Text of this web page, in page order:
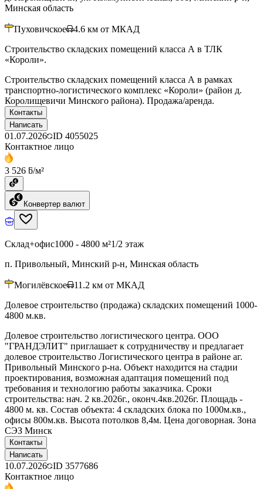
Минская область
Пуховичское 4.6 км от МКАД
Строительство складских помещений класса А в ТЛК
«Короли».
Строительство складских помещений класса А в рамках
транспортно-логистического комплекс «Короли» (район д.
Королищевичи Минского района). Продажа/аренда.
Контакты
Написать
01.07.2026 ID 4055025
Контактное лицо
3 526 ƃ/м²
Конвертер валют
Склад+офис1000 - 4800 м²1/2 этаж
п. Привольный, Минский р-н, Минская область
Могилёвское 11.2 км от МКАД
Долевое строительство (продажа) складских помещений 1000-
4800 м.кв.
Долевое строительство логистического центра. ООО
"ГРАНДЭЛИТ" приглашает к сотрудничеству и предлагает
долевое строительство Логистического центра в районе аг.
Привольный Минского р-на. Объект находится на стадии
проектирования, возможная адаптация помещений под
требования и технологию работы заказчика. Сроки
строительства: нач. 2 кв.2026г., оконч.4кв.2026г. Площадь -
4800 м. кв. Состав объекта: 4 складских блока по 1000м.кв.,
офисы 800м.кв. Высота потолков 8,4м. Цена договорная. Зона
СЭЗ Минск
Контакты
Написать
10.07.2026 ID 3577686
Контактное лицо